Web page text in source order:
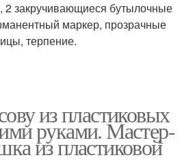
2 закручивающиеся бутылочные
маркер, прозрачные
терпение.
из пластиковых
руками. Мастер-
из пластиковой